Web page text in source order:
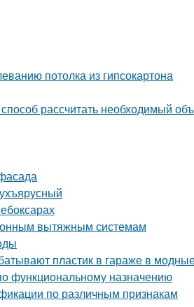
потолка из гипсокартона
рассчитать необходимый
вытяжным системам
пластик в гараже в
функциональному назначению
по различным признакам